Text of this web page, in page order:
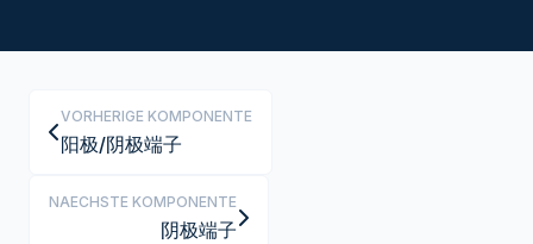
VORHERIGE KOMPONENTE
阳极/阴极端子
NAECHSTE KOMPONENTE
阴极端子